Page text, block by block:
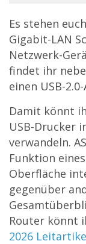
Es stehen
Gigabit-LAN
Netzwerk-
findet ihr
einen USB-
Damit könnt
USB-Drucker
verwandeln.
Funktion
Oberfläche
gegenüber
Router könnt
2026